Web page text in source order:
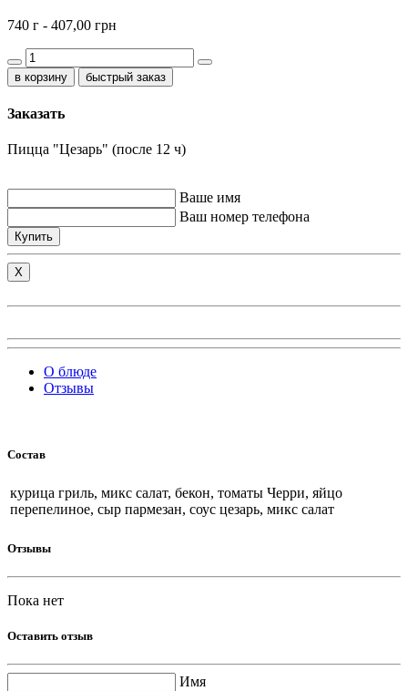
740 г - 407,00 грн
быстрый заказ
Заказать
Пицца "Цезарь" (после 12 ч)
Ваше имя
Ваш номер телефона
Купить
X
О блюде
Отзывы
Состав
курица гриль, микс салат, бекон, томаты Черри, яйцо
перепелиное, сыр пармезан, соус цезарь, микс салат
Отзывы
Пока нет
Оставить отзыв
Имя